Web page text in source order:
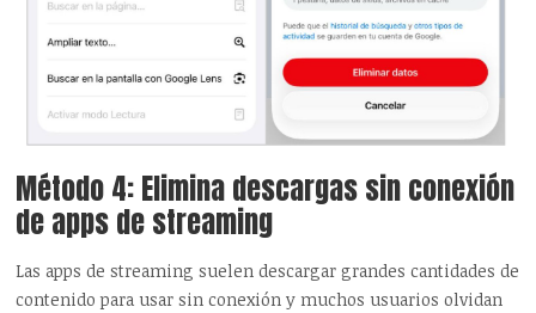
Método 4: Elimina descargas sin conexión
de apps de streaming
Las apps de streaming suelen descargar grandes cantidades de
contenido para usar sin conexión y muchos usuarios olvidan